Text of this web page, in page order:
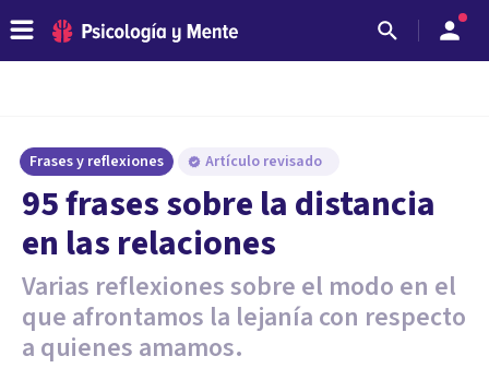
Frases y reflexiones Artículo revisado
95 frases sobre la distancia
en las relaciones
Varias reflexiones sobre el modo en el
que afrontamos la lejanía con respecto
a quienes amamos.